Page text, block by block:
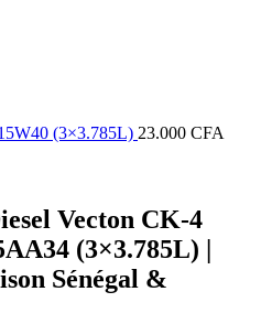
(3×3.785L) 23.000 CFA
Vecton CK-4
(3×3.785L) |
Sénégal &